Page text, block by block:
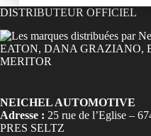
DISTRIBUTEUR OFFICIEL
NEICHEL AUTOMOTIVE
Adresse : 25 rue de l’Eglise –
PRES SELTZ